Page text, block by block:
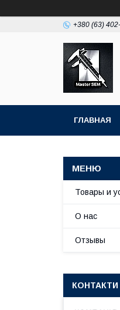
+380 (63)
ГЛАВНАЯ
Товары и
О нас
Отзывы
КОНТАКТИ